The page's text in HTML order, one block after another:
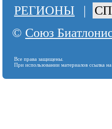
РЕГИОНЫ |
© Союз
Все права защищены.
При использовании материалов ссылка на